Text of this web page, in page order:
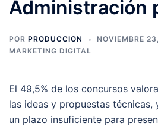
Administración
POR PRODUCCION
NOVIEMBRE
MARKETING DIGITAL
El 49,5% de los concursos
las ideas y propuestas técnicas,
un plazo insuficiente para